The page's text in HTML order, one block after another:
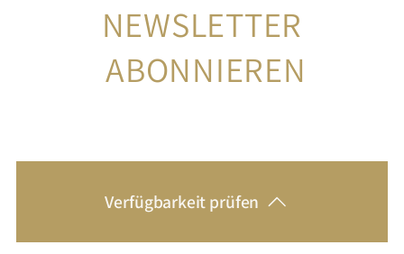
Verfügbarkeit prüfen
NEWSLETTER
ABONNIEREN